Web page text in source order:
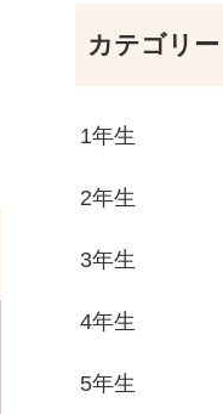
カテゴリー
1年生
2年生
3年生
4年生
5年生